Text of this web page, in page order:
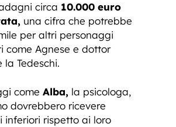
circa 10.000 euro
una cifra che potrebbe
per altri personaggi
come Agnese e dottor
la Tedeschi.
come Alba, la psicologa,
dovrebbero ricevere
inferiori rispetto ai loro